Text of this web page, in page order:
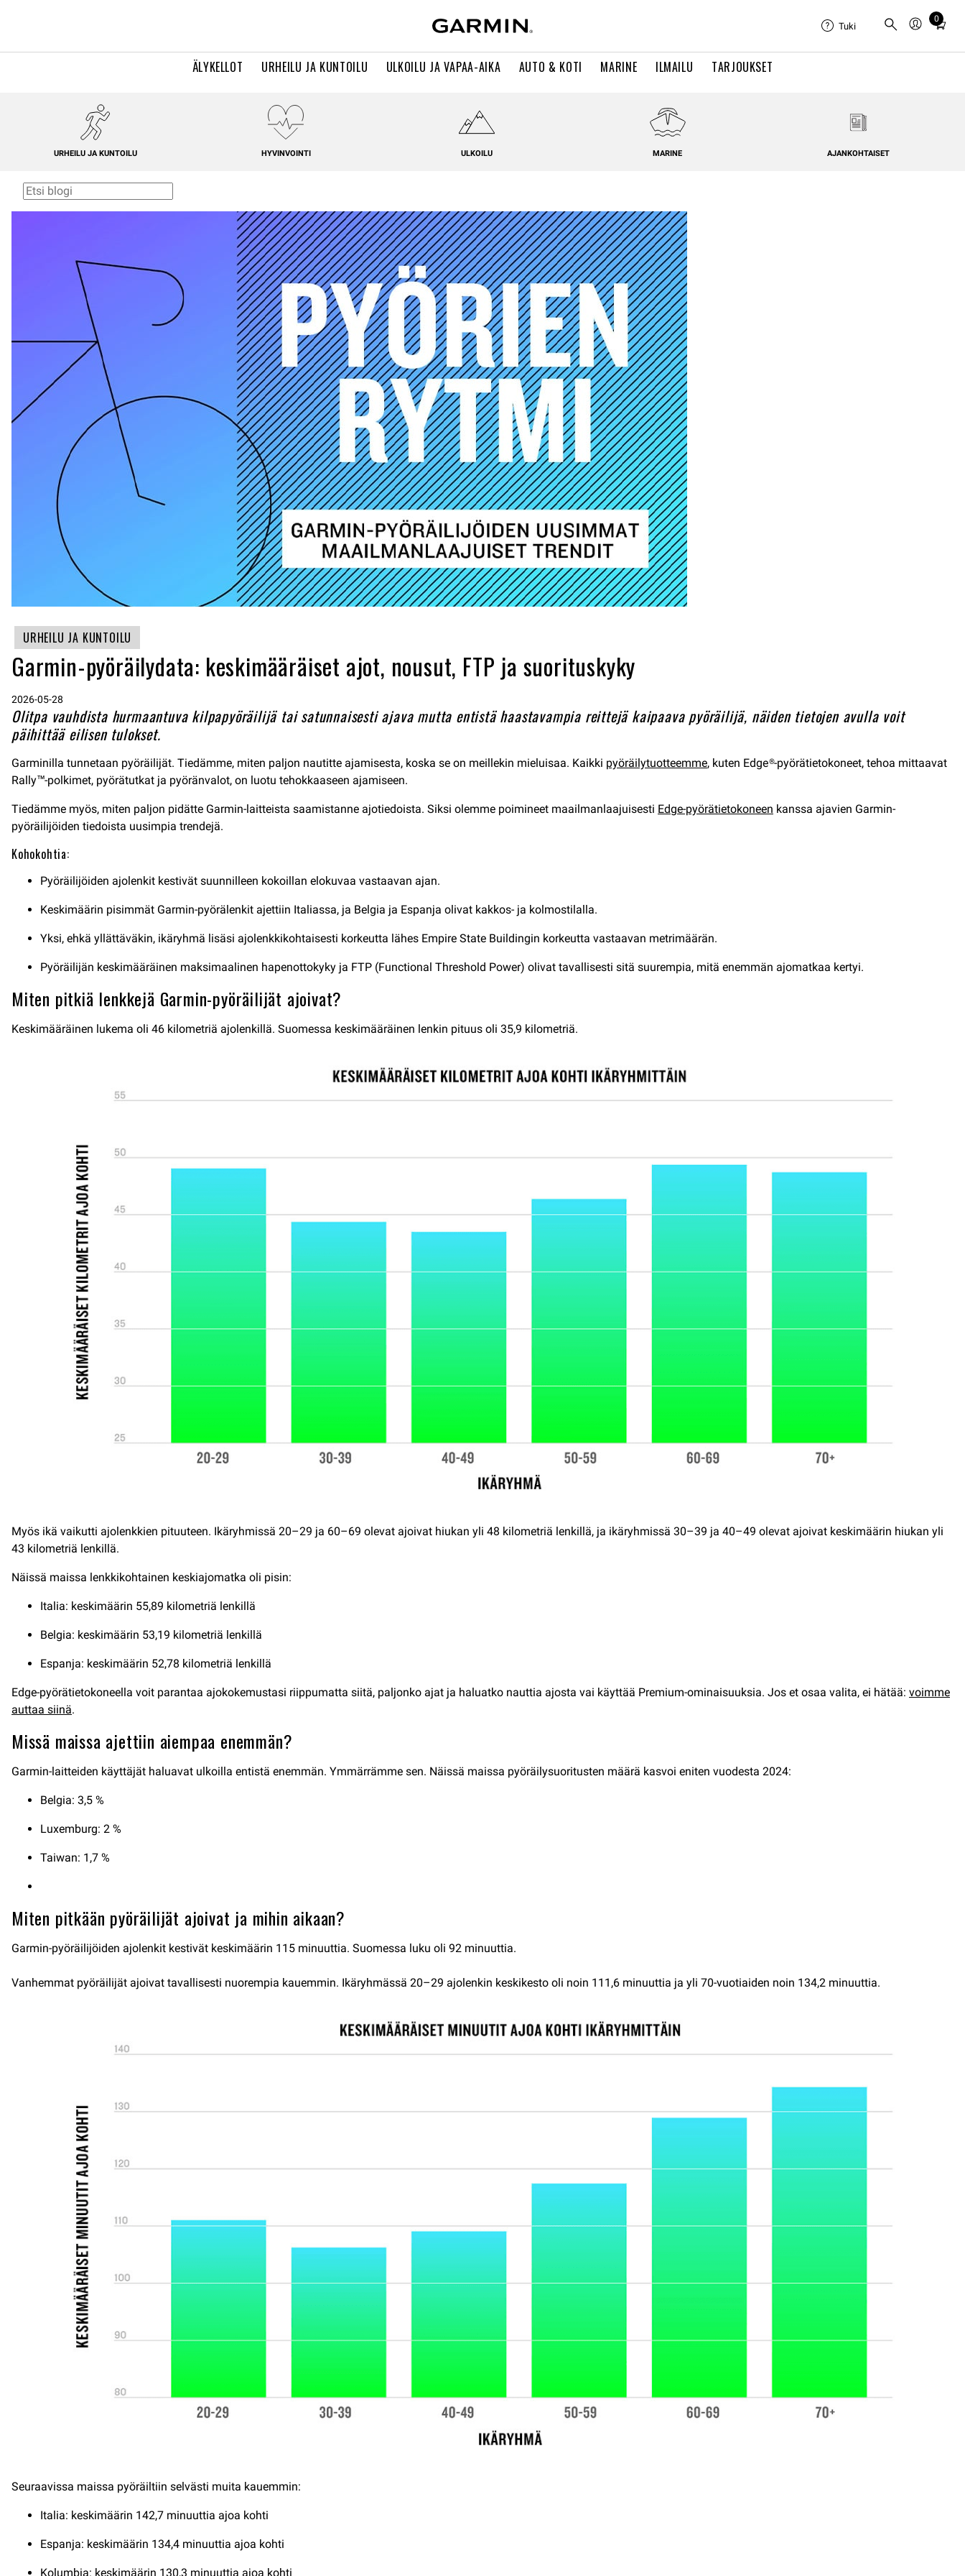
ÄLYKELLOT URHEILU JA KUNTOILU ULKOILU JA VAPAA-AIKA AUTO & KOTI MARINE ILMAILU TARJOUKSET
Tuki
0
Total
in
URHEILU JA KUNTOILU HYVINVOINTI ULKOILU MARINE AJANKOHTAISET
URHEILU JA KUNTOILU
Garmin-pyöräilydata: keskimääräiset ajot, nousut, FTP ja suorituskyky
2026-05-28
Olitpa vauhdista hurmaantuva kilpapyöräilijä tai satunnaisesti ajava mutta entistä haastavampia reittejä kaipaava pyöräilijä, näiden tietojen avulla voit
päihittää eilisen tulokset.
Garminilla tunnetaan pyöräilijät. Tiedämme, miten paljon nautitte ajamisesta, koska se on meillekin mieluisaa. Kaikki pyöräilytuotteemme, kuten Edge®-pyörätietokoneet, tehoa mittaavat
Rally™-polkimet, pyörätutkat ja pyöränvalot, on luotu tehokkaaseen ajamiseen.
Tiedämme myös, miten paljon pidätte Garmin-laitteista saamistanne ajotiedoista. Siksi olemme poimineet maailmanlaajuisesti Edge-pyörätietokoneen kanssa ajavien Garmin-
pyöräilijöiden tiedoista uusimpia trendejä.
Kohokohtia:
Pyöräilijöiden ajolenkit kestivät suunnilleen kokoillan elokuvaa vastaavan ajan.
Keskimäärin pisimmät Garmin-pyörälenkit ajettiin Italiassa, ja Belgia ja Espanja olivat kakkos- ja kolmostilalla.
Yksi, ehkä yllättäväkin, ikäryhmä lisäsi ajolenkkikohtaisesti korkeutta lähes Empire State Buildingin korkeutta vastaavan metrimäärän.
Pyöräilijän keskimääräinen maksimaalinen hapenottokyky ja FTP (Functional Threshold Power) olivat tavallisesti sitä suurempia, mitä enemmän ajomatkaa kertyi.
Miten pitkiä lenkkejä Garmin-pyöräilijät ajoivat?
Keskimääräinen lukema oli 46 kilometriä ajolenkillä. Suomessa keskimääräinen lenkin pituus oli 35,9 kilometriä.
Myös ikä vaikutti ajolenkkien pituuteen. Ikäryhmissä 20–29 ja 60–69 olevat ajoivat hiukan yli 48 kilometriä lenkillä, ja ikäryhmissä 30–39 ja 40–49 olevat ajoivat keskimäärin hiukan yli
43 kilometriä lenkillä.
Näissä maissa lenkkikohtainen keskiajomatka oli pisin:
Italia: keskimäärin 55,89 kilometriä lenkillä
Belgia: keskimäärin 53,19 kilometriä lenkillä
Espanja: keskimäärin 52,78 kilometriä lenkillä
Edge-pyörätietokoneella voit parantaa ajokokemustasi riippumatta siitä, paljonko ajat ja haluatko nauttia ajosta vai käyttää Premium-ominaisuuksia. Jos et osaa valita, ei hätää: voimme
auttaa siinä.
Missä maissa ajettiin aiempaa enemmän?
Garmin-laitteiden käyttäjät haluavat ulkoilla entistä enemmän. Ymmärrämme sen. Näissä maissa pyöräilysuoritusten määrä kasvoi eniten vuodesta 2024:
Belgia: 3,5 %
Luxemburg: 2 %
Taiwan: 1,7 %
Miten pitkään pyöräilijät ajoivat ja mihin aikaan?
Garmin-pyöräilijöiden ajolenkit kestivät keskimäärin 115 minuuttia. Suomessa luku oli 92 minuuttia.
Vanhemmat pyöräilijät ajoivat tavallisesti nuorempia kauemmin. Ikäryhmässä 20–29 ajolenkin keskikesto oli noin 111,6 minuuttia ja yli 70-vuotiaiden noin 134,2 minuuttia.
Seuraavissa maissa pyöräiltiin selvästi muita kauemmin:
Italia: keskimäärin 142,7 minuuttia ajoa kohti
Espanja: keskimäärin 134,4 minuuttia ajoa kohti
Kolumbia: keskimäärin 130,3 minuuttia ajoa kohti